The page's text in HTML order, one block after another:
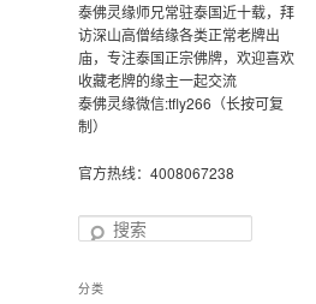
泰佛灵缘师兄常驻泰国近十载，拜
访深山高僧结缘各类正常老牌出
庙，专注泰国正宗佛牌，欢迎喜欢
收藏老牌的缘主一起交流
泰佛灵缘微信:tfly266（长按可复
制）
官方热线：4008067238
搜
分类